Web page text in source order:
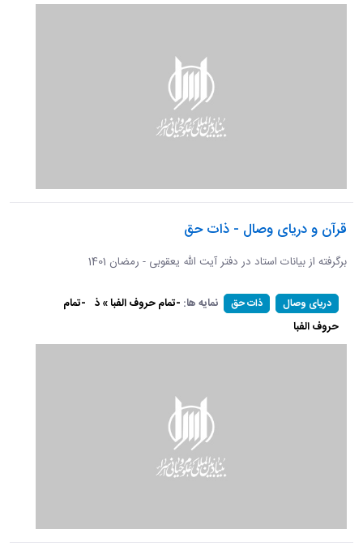
قرآن و دریای وصال - ذات حق
برگرفته از بیانات استاد در دفتر آیت الله یعقوبی - رمضان 1401
دریای وصال ذات حق نمایه ها: -تمام حروف الفبا » ذ -تمام
حروف الفبا